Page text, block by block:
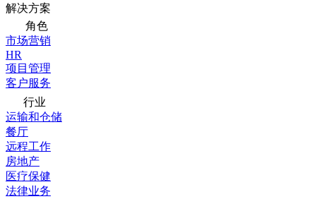
解决方案
角色
市场营销
HR
项目管理
客户服务
行业
运输和仓储
餐厅
远程工作
房地产
医疗保健
法律业务